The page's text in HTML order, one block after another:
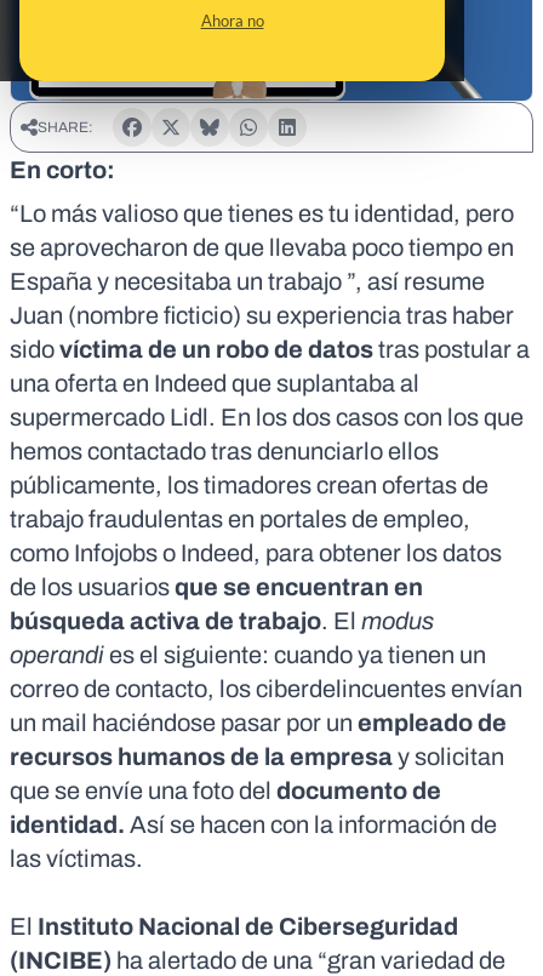
Ahora no
SHARE:
En corto:
“Lo más valioso que tienes es tu identidad, pero
se aprovecharon de que llevaba poco tiempo en
España y necesitaba un trabajo ”, así resume
Juan (nombre ficticio) su experiencia tras haber
sidovíctima de un robo de datostras postular a
una oferta en Indeed que suplantaba al
supermercado Lidl. En los dos casos con los que
hemos contactado tras denunciarlo ellos
públicamente, los timadores crean ofertas de
trabajo fraudulentas en portales de empleo,
como Infojobs o Indeed, para obtener los datos
de los usuariosque se encuentran en
búsqueda activa de trabajo. El modus
operandies el siguiente: cuando ya tienen un
correo de contacto, los ciberdelincuentes envían
un mail haciéndose pasar por un empleado de
recursos humanos de la empresay solicitan
que se envíe una foto del documento de
identidad. Así se hacen con la información de
las víctimas.
El Instituto Nacional de Ciberseguridad
(INCIBE) haalertadode una “gran variedad de